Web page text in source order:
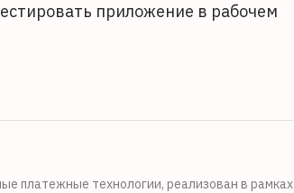
приложение в рабочем
платежные технологии, реализован в рамках